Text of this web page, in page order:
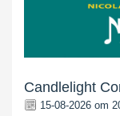
Candlelight
15-08-2026 om